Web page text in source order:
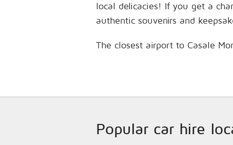
local delicacies! If you get a
authentic souvenirs and
The closest airport to Casale
Popular car hire